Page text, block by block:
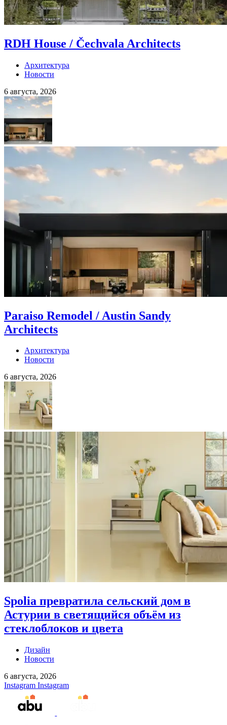
RDH House / Čechvala Architects
Архитектура
Новости
6 августа, 2026
Paraiso Remodel / Austin Sandy
Architects
Архитектура
Новости
6 августа, 2026
Spolia превратила сельский дом в
Астурии в светящийся объём из
стеклоблоков и цвета
Дизайн
Новости
6 августа, 2026
Instagram Instagram